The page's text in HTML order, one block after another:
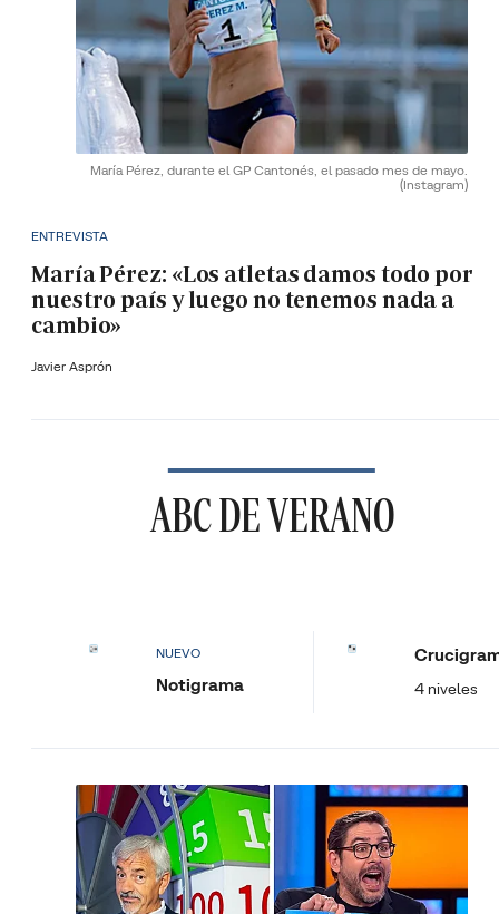
María Pérez, durante el GP Cantonés, el pasado mes de mayo.
(Instagram)
ENTREVISTA
María Pérez: «Los atletas damos todo por
nuestro país y luego no tenemos nada a
cambio»
Javier Asprón
ABC DE VERANO
NUEVO
Notigrama 4 niveles